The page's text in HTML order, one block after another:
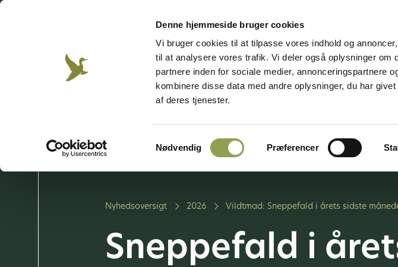
Denne hjemmeside bruger cookies
Vi bruger cookies til at tilpasse vores indhold og
til at analysere vores trafik. Vi deler også oplysninger om
partnere inden for sociale medier, annonceringspartnere
kombinere disse data med andre oplysninger, du har
af deres tjenester.
Nødvendig Præferencer
Jagt &
Våben &
skydning
Jægerweb Jagtprøven
Vores medier
Nyhedsoversigt 2026 Vildtmad: Sneppefald i årets sidste
Sneppefald i